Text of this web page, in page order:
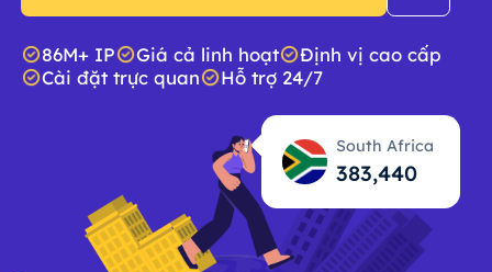
86M+ IP Giá cả linh hoạt
Định vị cao cấp
Cài đặt trực quan
Hỗ trợ 24/7
South Africa
383,440